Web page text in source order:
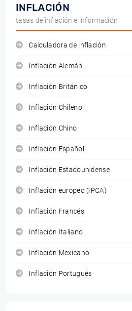
INFLACIÓN
tasas de inflación e información
Calculadora de inflación
Inflación Alemán
Inflación Británico
Inflación Chileno
Inflación Chino
Inflación Español
Inflación Estadounidense
Inflación europeo (IPCA)
Inflación Francés
Inflación Italiano
Inflación Mexicano
Inflación Portugués